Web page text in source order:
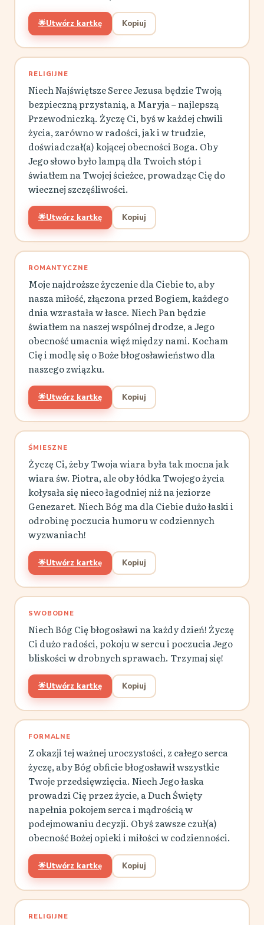
🌟Utwórz kartkę Kopiuj
RELIGIJNE
Niech Najświętsze Serce Jezusa będzie Twoją
bezpieczną przystanią, a Maryja – najlepszą
Przewodniczką. Życzę Ci, byś w każdej chwili
życia, zarówno w radości, jak i w trudzie,
doświadczał(a) kojącej obecności Boga. Oby
Jego słowo było lampą dla Twoich stóp i
światłem na Twojej ścieżce, prowadząc Cię do
wiecznej szczęśliwości.
🌟Utwórz kartkę Kopiuj
ROMANTYCZNE
Moje najdroższe życzenie dla Ciebie to, aby
nasza miłość, złączona przed Bogiem, każdego
dnia wzrastała w łasce. Niech Pan będzie
światłem na naszej wspólnej drodze, a Jego
obecność umacnia więź między nami. Kocham
Cię i modlę się o Boże błogosławieństwo dla
naszego związku.
🌟Utwórz kartkę Kopiuj
ŚMIESZNE
Życzę Ci, żeby Twoja wiara była tak mocna jak
wiara św. Piotra, ale oby łódka Twojego życia
kołysała się nieco łagodniej niż na jeziorze
Genezaret. Niech Bóg ma dla Ciebie dużo łaski i
odrobinę poczucia humoru w codziennych
wyzwaniach!
🌟Utwórz kartkę Kopiuj
SWOBODNE
Niech Bóg Cię błogosławi na każdy dzień! Życzę
Ci dużo radości, pokoju w sercu i poczucia Jego
bliskości w drobnych sprawach. Trzymaj się!
🌟Utwórz kartkę Kopiuj
FORMALNE
Z okazji tej ważnej uroczystości, z całego serca
życzę, aby Bóg obficie błogosławił wszystkie
Twoje przedsięwzięcia. Niech Jego łaska
prowadzi Cię przez życie, a Duch Święty
napełnia pokojem serca i mądrością w
podejmowaniu decyzji. Obyś zawsze czuł(a)
obecność Bożej opieki i miłości w codzienności.
🌟Utwórz kartkę Kopiuj
RELIGIJNE